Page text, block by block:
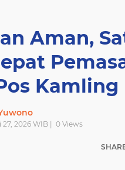
Aman,
Kamling
2026 WIB | 0Views